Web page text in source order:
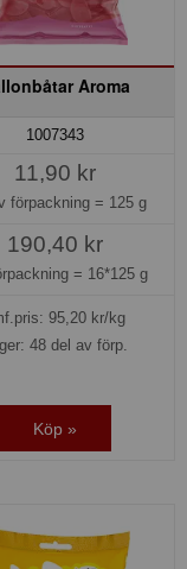
Aroma
1007343
11,90 kr
förpackning = 125 g
190,40 kr
= 16*125 g
95,20 kr/kg
48 del av förp.
Köp »